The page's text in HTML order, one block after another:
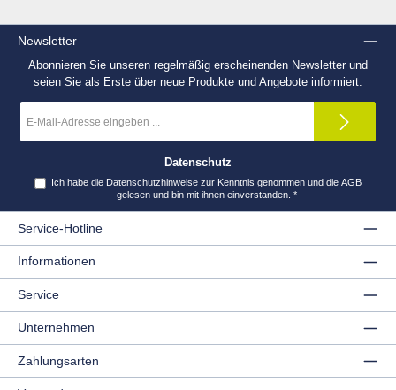
Newsletter
Abonnieren Sie unseren regelmäßig erscheinenden Newsletter und
seien Sie als Erste über neue Produkte und Angebote informiert.
Mail-
*
Datenschutz
Ich habe die Datenschutzhinweisezur Kenntnis genommen und die AGB
gelesen und bin mit ihnen einverstanden. *
Service-Hotline
Informationen
Service
Unternehmen
Zahlungsarten